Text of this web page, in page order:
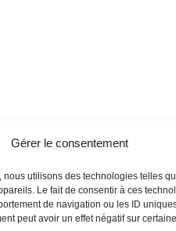
Gérer le consentement
utilisons des technologies telles
Le fait de consentir à ces
de navigation ou les ID
peut avoir un effet négatif sur
looking for?